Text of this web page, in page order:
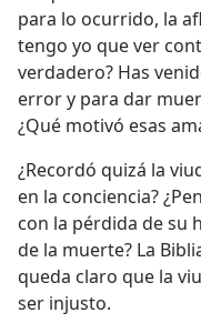
para lo ocurrido, la
tengo yo que ver
verdadero? Has
error y para dar
¿Qué motivó esas
¿Recordó quizá la
en la conciencia?
con la pérdida de su
de la muerte? La
queda claro que la
ser injusto.